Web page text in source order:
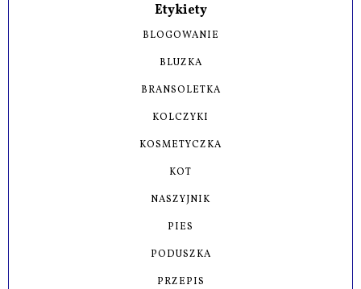
Etykiety
BLOGOWANIE
BLUZKA
BRANSOLETKA
KOLCZYKI
KOSMETYCZKA
KOT
NASZYJNIK
PIES
PODUSZKA
PRZEPIS